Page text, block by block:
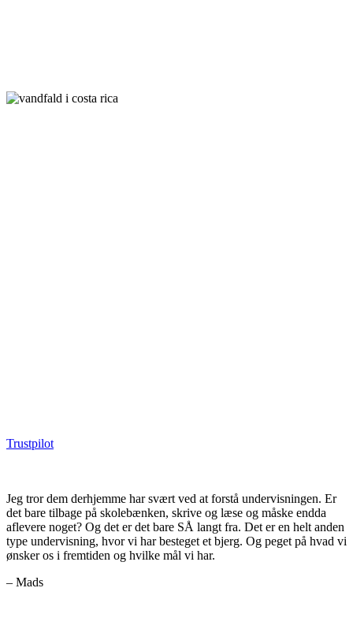
Trustpilot
Jeg tror dem derhjemme har svært ved at forstå undervisningen. Er
det bare tilbage på skolebænken, skrive og læse og måske endda
aflevere noget? Og det er det bare SÅ langt fra. Det er en helt anden
type undervisning, hvor vi har besteget et bjerg. Og peget på hvad vi
ønsker os i fremtiden og hvilke mål vi har.
– Mads